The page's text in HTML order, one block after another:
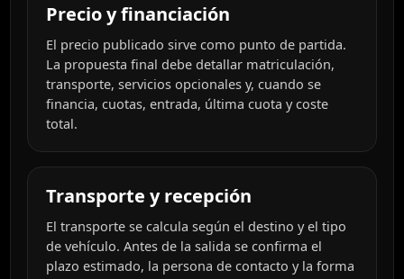
Precio y financiación
El precio publicado sirve como punto de partida.
La propuesta final debe detallar matriculación,
transporte, servicios opcionales y, cuando se
financia, cuotas, entrada, última cuota y coste
total.
Transporte y recepción
El transporte se calcula según el destino y el tipo
de vehículo. Antes de la salida se confirma el
plazo estimado, la persona de contacto y la forma